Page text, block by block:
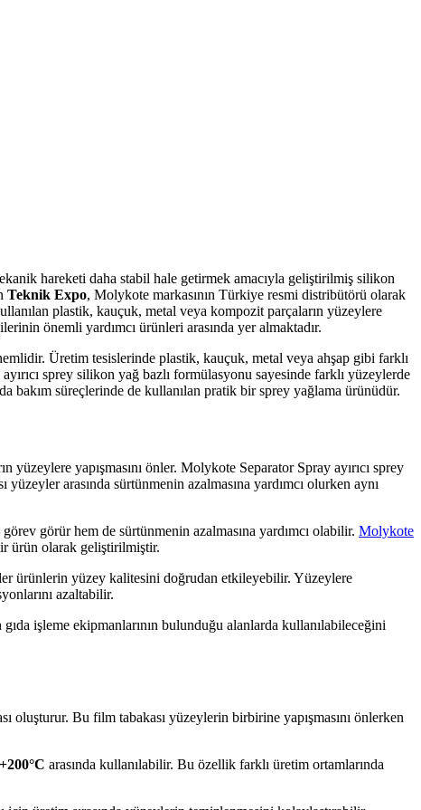
hareketi daha stabil hale getirmek amacıyla geliştirilmiş silikon
Teknik Expo, Molykote markasının Türkiye resmi distribütörü olarak
plastik, kauçuk, metal veya kompozit parçaların yüzeylere
önemli yardımcı ürünleri arasında yer almaktadır.
Üretim tesislerinde plastik, kauçuk, metal veya ahşap gibi farklı
sprey silikon yağ bazlı formülasyonu sayesinde farklı yüzeylerde
bakım süreçlerinde de kullanılan pratik bir sprey yağlama ürünüdür.
yapışmasını önler. Molykote Separator Spray ayırıcı sprey
arasında sürtünmenin azalmasına yardımcı olurken aynı
görür hem de sürtünmenin azalmasına yardımcı olabilir. Molykote
ürün olarak geliştirilmiştir.
ürünlerin yüzey kalitesini doğrudan etkileyebilir. Yüzeylere
azaltabilir.
işleme ekipmanlarının bulunduğu alanlarda kullanılabileceğini
oluşturur. Bu film tabakası yüzeylerin birbirine yapışmasını önlerken
arasında kullanılabilir. Bu özellik farklı üretim ortamlarında